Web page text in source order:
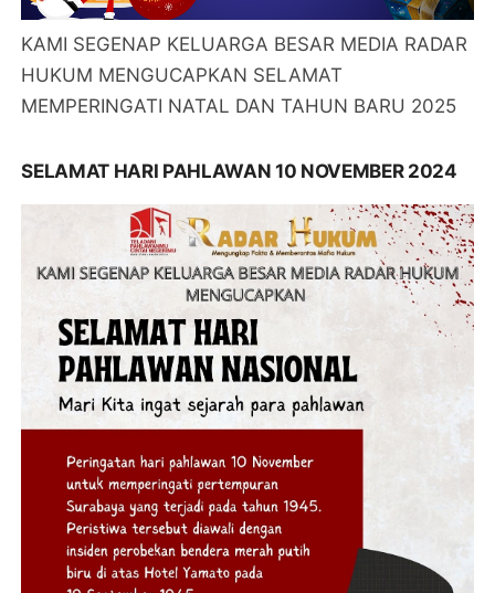
KAMI SEGENAP KELUARGA BESAR MEDIA RADAR
HUKUM MENGUCAPKAN SELAMAT
MEMPERINGATI NATAL DAN TAHUN BARU 2025
SELAMAT HARI PAHLAWAN 10 NOVEMBER 2024